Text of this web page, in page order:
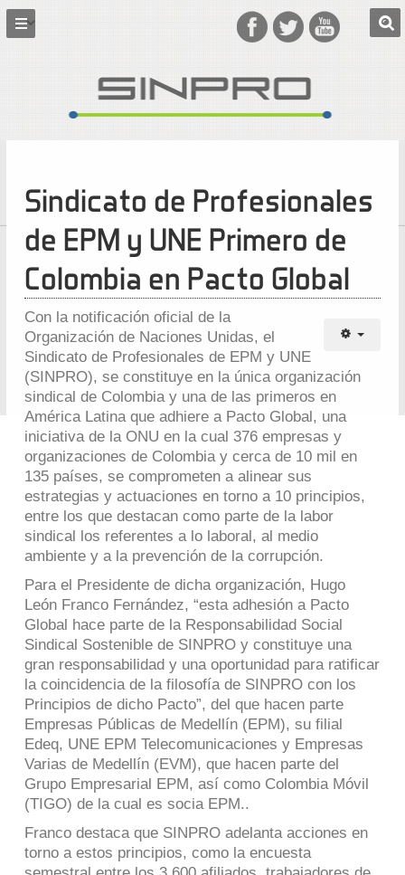
Sindicato de Profesionales
de EPM y UNE Primero de
Colombia en Pacto Global
Con la notificación oficial de la
Organización de Naciones Unidas, el
Sindicato de Profesionales de EPM y UNE
(SINPRO), se constituye en la única organización
sindical de Colombia y una de las primeros en
América Latina que adhiere a Pacto Global, una
iniciativa de la ONU en la cual 376 empresas y
organizaciones de Colombia y cerca de 10 mil en
135 países, se comprometen a alinear sus
estrategias y actuaciones en torno a 10 principios,
entre los que destacan como parte de la labor
sindical los referentes a lo laboral, al medio
ambiente y a la prevención de la corrupción.
Para el Presidente de dicha organización, Hugo
León Franco Fernández, “esta adhesión a Pacto
Global hace parte de la Responsabilidad Social
Sindical Sostenible de SINPRO y constituye una
gran responsabilidad y una oportunidad para ratificar
la coincidencia de la filosofía de SINPRO con los
Principios de dicho Pacto”, del que hacen parte
Empresas Públicas de Medellín (EPM), su filial
Edeq, UNE EPM Telecomunicaciones y Empresas
Varias de Medellín (EVM), que hacen parte del
Grupo Empresarial EPM, así como Colombia Móvil
(TIGO) de la cual es socia EPM..
Franco destaca que SINPRO adelanta acciones en
torno a estos principios, como la encuesta